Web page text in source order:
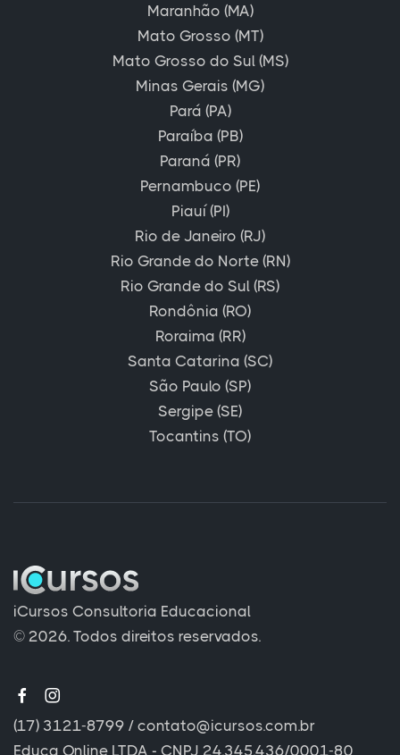
Maranhão (MA)
Mato Grosso (MT)
Mato Grosso do Sul (MS)
Minas Gerais (MG)
Pará (PA)
Paraíba (PB)
Paraná (PR)
Pernambuco (PE)
Piauí (PI)
Rio de Janeiro (RJ)
Rio Grande do Norte (RN)
Rio Grande do Sul (RS)
Rondônia (RO)
Roraima (RR)
Santa Catarina (SC)
São Paulo (SP)
Sergipe (SE)
Tocantins (TO)
iCursos Consultoria Educacional
© 2026. Todos direitos reservados.
(17) 3121-8799 / contato@icursos.com.br
Educa Online LTDA - CNPJ 24.345.436/0001-80